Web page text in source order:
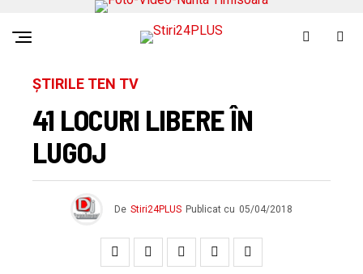
ȘTIRILE TEN TV
41 LOCURI LIBERE ÎN
LUGOJ
De Stiri24PLUS Publicat cu 05/04/2018